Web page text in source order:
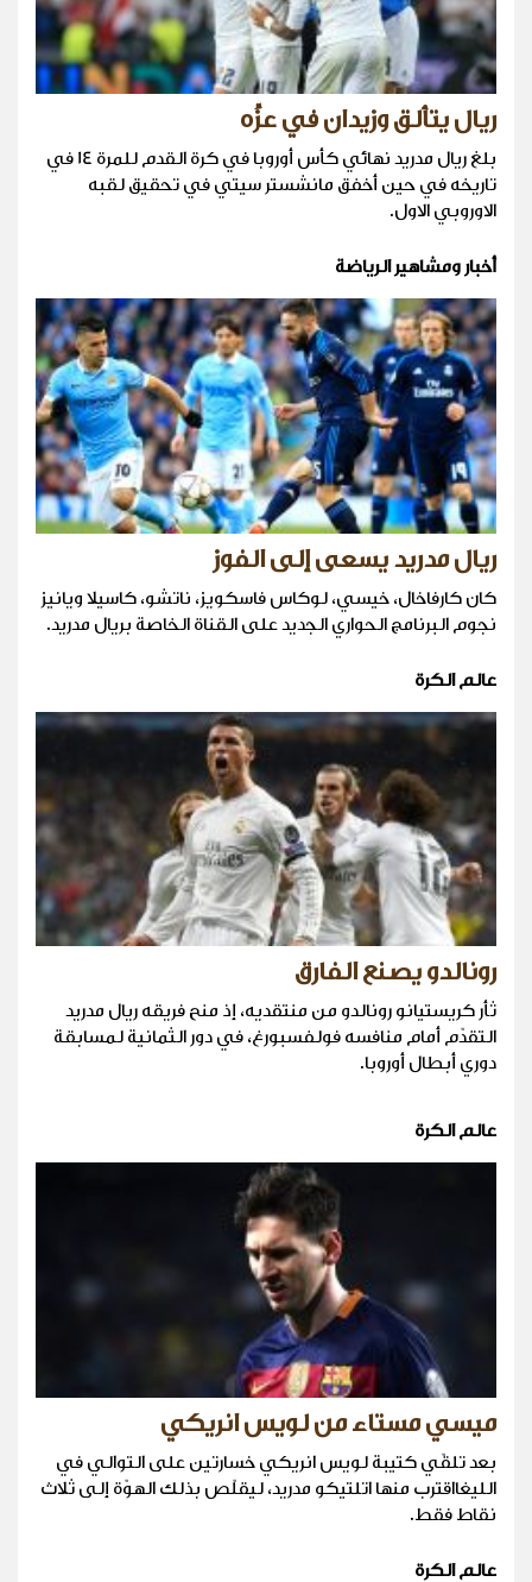
ريال يتألق وزيدان في عزِّه
بلغ ريال مدريد نهائي كأس أوروبا في كرة القدم للمرة 14 في
تاريخه في حين أخفق مانشستر سيتي في تحقيق لقبه
الاوروبي الاول.
أخبار ومشاهير الرياضة
ريال مدريد يسعى إلى الفوز
كان كارفاخال، خيسي، لوكاس فاسكويز، ناتشو، كاسيلا ويانيز
نجوم البرنامج الحواري الجديد على القناة الخاصة بريال مدريد.
عالم الكرة
رونالدو يصنع الفارق
ثأر كريستيانو رونالدو من منتقديه، إذ منح فريقه ريال مدريد
التقدّم أمام منافسه فولفسبورغ، في دور الثمانية لمسابقة
دوري أبطال أوروبا.
عالم الكرة
ميسي مستاء من لويس انريكي
بعد تلقّي كتيبة لويس انريكي خسارتين على التوالي في
الليغااقترب منها اتلتيكو مدريد، ليقلّص بذلك الهوّة إلى ثلاث
نقاط فقط.
عالم الكرة